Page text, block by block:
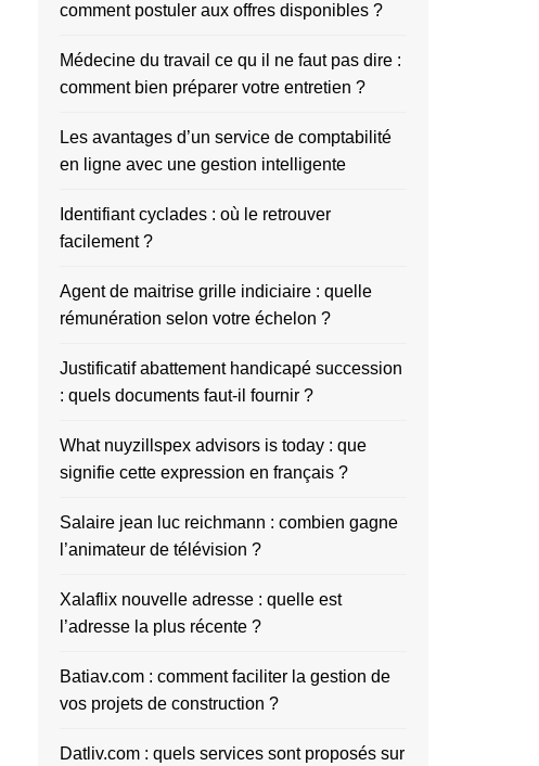
comment postuler aux offres disponibles ?
Médecine du travail ce qu il ne faut pas dire :
comment bien préparer votre entretien ?
Les avantages d’un service de comptabilité
en ligne avec une gestion intelligente
Identifiant cyclades : où le retrouver
facilement ?
Agent de maitrise grille indiciaire : quelle
rémunération selon votre échelon ?
Justificatif abattement handicapé succession
: quels documents faut-il fournir ?
What nuyzillspex advisors is today : que
signifie cette expression en français ?
Salaire jean luc reichmann : combien gagne
l’animateur de télévision ?
Xalaflix nouvelle adresse : quelle est
l’adresse la plus récente ?
Batiav.com : comment faciliter la gestion de
vos projets de construction ?
Datliv.com : quels services sont proposés sur